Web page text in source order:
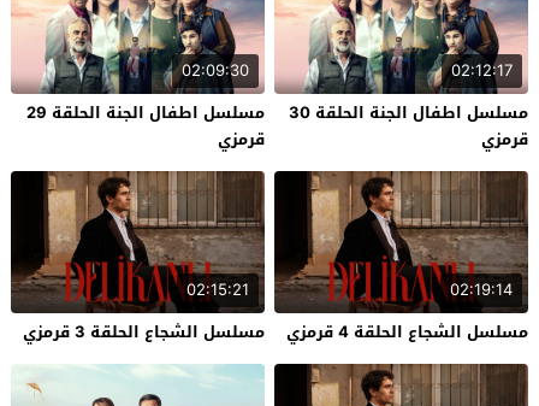
02:12:17
مسلسل اطفال الجنة الحلقة 30
قرمزي
02:09:30
مسلسل اطفال الجنة الحلقة 29
قرمزي
02:19:14
مسلسل الشجاع الحلقة 4 قرمزي
02:15:21
مسلسل الشجاع الحلقة 3 قرمزي